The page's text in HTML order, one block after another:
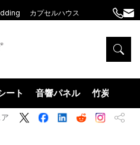
カプセルハウス
+86
5575
ート 音響パネル 竹炭ウッド